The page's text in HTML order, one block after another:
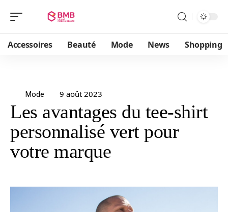
Accessoires Beauté Mode News Shopping
Mode 9 août 2023
Les avantages du tee-shirt
personnalisé vert pour
votre marque